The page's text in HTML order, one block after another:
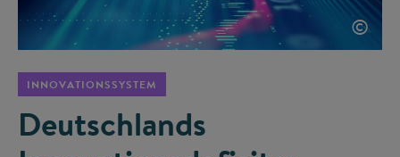
©
INNOVATIONSSYSTEM
Deutschlands